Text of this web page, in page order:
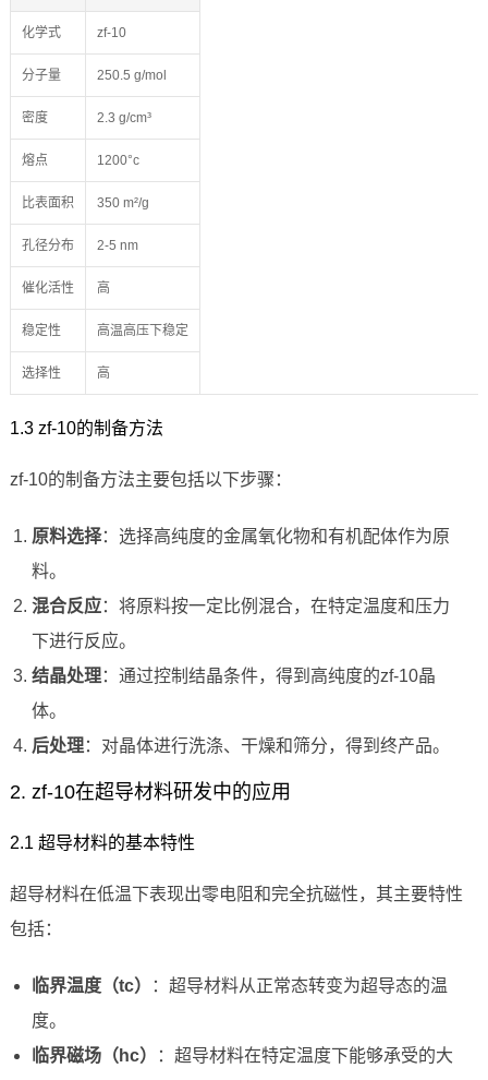
化学式 zf-10
分子量 250.5 g/mol
密度 2.3 g/cm³
熔点 1200°c
比表面积 350 m²/g
孔径分布 2-5 nm
催化活性 高
稳定性 高温高压下稳定
选择性 高
1.3 zf-10的制备方法
zf-10的制备方法主要包括以下步骤：
原料选择：选择高纯度的金属氧化物和有机配体作为原
料。
混合反应：将原料按一定比例混合，在特定温度和压力
下进行反应。
结晶处理：通过控制结晶条件，得到高纯度的zf-10晶
体。
后处理：对晶体进行洗涤、干燥和筛分，得到终产品。
2. zf-10在超导材料研发中的应用
2.1 超导材料的基本特性
超导材料在低温下表现出零电阻和完全抗磁性，其主要特性
包括：
临界温度（tc）
：超导材料从正常态转变为超导态的温
度。
临界磁场（hc）
：超导材料在特定温度下能够承受的大